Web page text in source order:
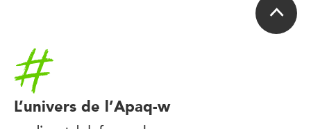
Accueil
L’univers de l’Apaq-w